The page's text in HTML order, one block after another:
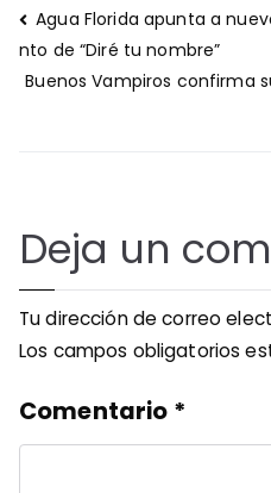
Navegación
de
entradas
Agua Florida apunta a
nto de “Diré tu nombre”
Buenos Vampiros confirma
Deja un
Tu dirección de correo
Los campos obligatorios
Comentario *